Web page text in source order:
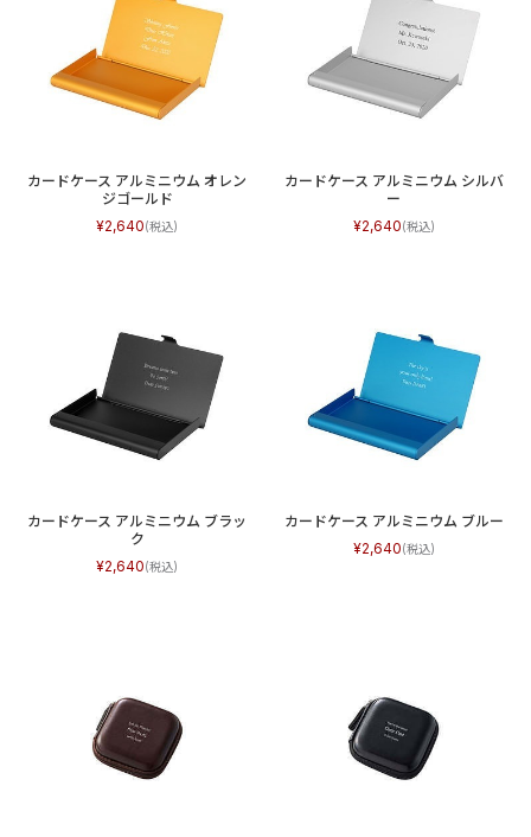
カードケース アルミニウム オレン
ジゴールド
2,640
カードケース アルミニウム シルバ
ー
2,640
カードケース アルミニウム ブラッ
ク
2,640
カードケース アルミニウム ブルー
2,640